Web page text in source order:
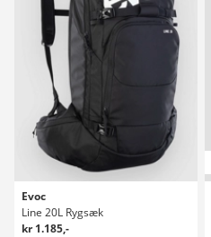
Evoc
Line 20L Rygsæk
kr 1.185,-